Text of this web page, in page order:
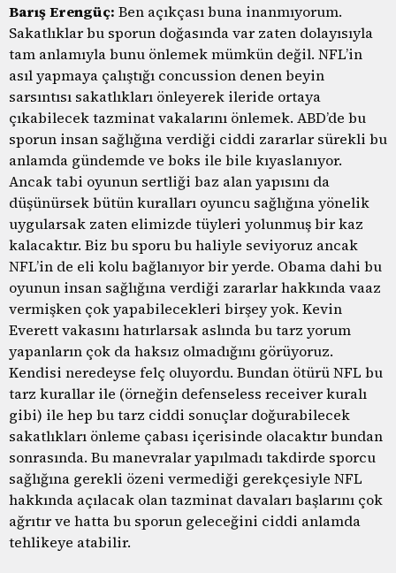
Barış Erengüç: Ben açıkçası buna inanmıyorum.
Sakatlıklar bu sporun doğasında var zaten dolayısıyla
tam anlamıyla bunu önlemek mümkün değil. NFL’in
asıl yapmaya çalıştığı concussion denen beyin
sarsıntısı sakatlıkları önleyerek ileride ortaya
çıkabilecek tazminat vakalarını önlemek. ABD’de bu
sporun insan sağlığına verdiği ciddi zararlar sürekli bu
anlamda gündemde ve boks ile bile kıyaslanıyor.
Ancak tabi oyunun sertliği baz alan yapısını da
düşünürsek bütün kuralları oyuncu sağlığına yönelik
uygularsak zaten elimizde tüyleri yolunmuş bir kaz
kalacaktır. Biz bu sporu bu haliyle seviyoruz ancak
NFL’in de eli kolu bağlanıyor bir yerde. Obama dahi bu
oyunun insan sağlığına verdiği zararlar hakkında vaaz
vermişken çok yapabilecekleri birşey yok. Kevin
Everett vakasını hatırlarsak aslında bu tarz yorum
yapanların çok da haksız olmadığını görüyoruz.
Kendisi neredeyse felç oluyordu. Bundan ötürü NFL bu
tarz kurallar ile (örneğin defenseless receiver kuralı
gibi) ile hep bu tarz ciddi sonuçlar doğurabilecek
sakatlıkları önleme çabası içerisinde olacaktır bundan
sonrasında. Bu manevralar yapılmadı takdirde sporcu
sağlığına gerekli özeni vermediği gerekçesiyle NFL
hakkında açılacak olan tazminat davaları başlarını çok
ağrıtır ve hatta bu sporun geleceğini ciddi anlamda
tehlikeye atabilir.